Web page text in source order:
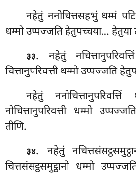
नहेतुं ननोचित्तसहभुं धम्मं
धम्मो उप्पज्जति हेतुपच्चया… हेतुया
३३. नहेतुं
चित्तानुपरिवत्ती धम्मो उप्पज्जति
नहेतुं
नोचित्तानुपरिवत्ती धम्मो
तीणि.
३४. नहेतुं
चित्तसंसट्ठसमुट्ठानो धम्मो